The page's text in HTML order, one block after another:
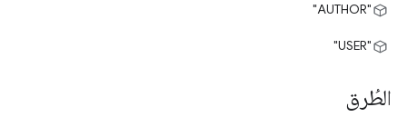
"AUTHOR"
"USER"
الطُرق